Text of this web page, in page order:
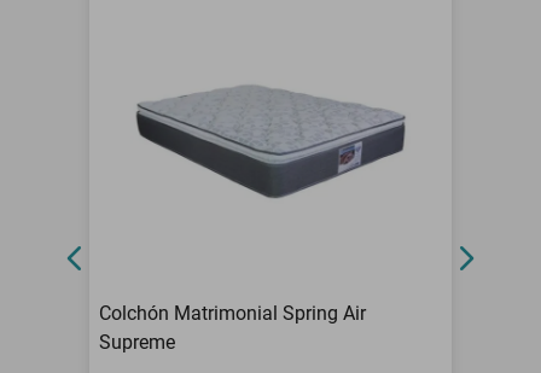
Colchón Matrimonial Spring Air
Supreme